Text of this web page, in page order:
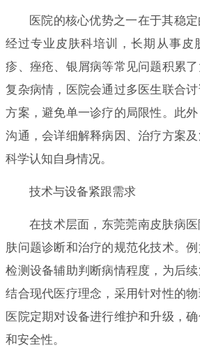
医院的核心优势之一在于其稳
经过专业皮肤科培训，长期从事皮
疹、痤疮、银屑病等常见问题积累
复杂病情，医院会通过多医生联合
方案，避免单一诊疗的局限性。此
沟通，会详细解释病因、治疗方案
科学认知自身情况。
技术与设备紧跟需求
在技术层面，东莞莞南皮肤病
肤问题诊断和治疗的规范化技术。
检测设备辅助判断病情程度，为后
结合现代医疗理念，采用针对性的物
医院定期对设备进行维护和升级，
和安全性。